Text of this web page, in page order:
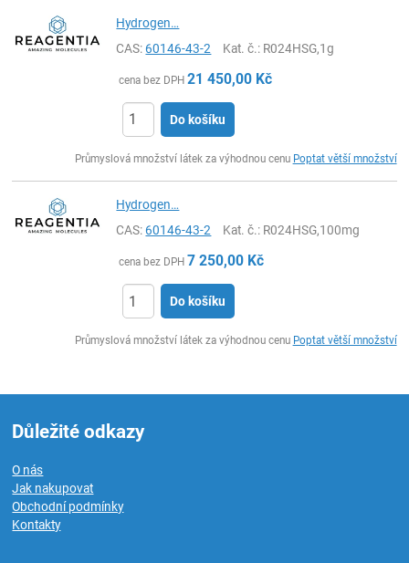
Hydrogen…
CAS:60146-43-2 Kat. č.: R024HSG,1g
cena bez DPH 21 450,00 Kč
Do košíku
Průmyslová množství látek za výhodnou cenu Poptat větší množství
Hydrogen…
CAS:60146-43-2 Kat. č.: R024HSG,100mg
cena bez DPH 7 250,00 Kč
Do košíku
Průmyslová množství látek za výhodnou cenu Poptat větší množství
Důležité odkazy
O nás
Jak nakupovat
Obchodní podmínky
Kontakty